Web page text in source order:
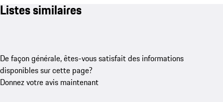
Listes similaires
De façon générale, êtes-vous satisfait des informations
disponibles sur cette page?
Donnez votre avis maintenant